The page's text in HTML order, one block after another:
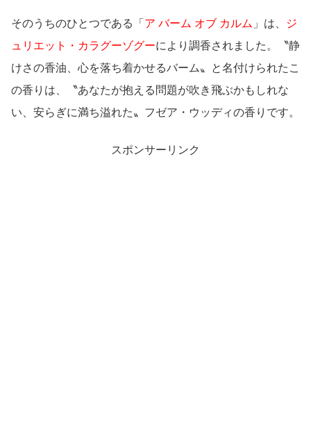
そのうちのひとつである「 ア バーム オブ カルム 」は、
ジ
ュリエット・カラグーゾグーにより調香されました。〝静
けさの香油、心を落ち着かせるバーム〟と名付けられたこ
の香りは、〝あなたが抱える問題が吹き飛ぶかもしれな
い、安らぎに満ち溢れた〟フゼア・ウッディの香りです。
スポンサーリンク